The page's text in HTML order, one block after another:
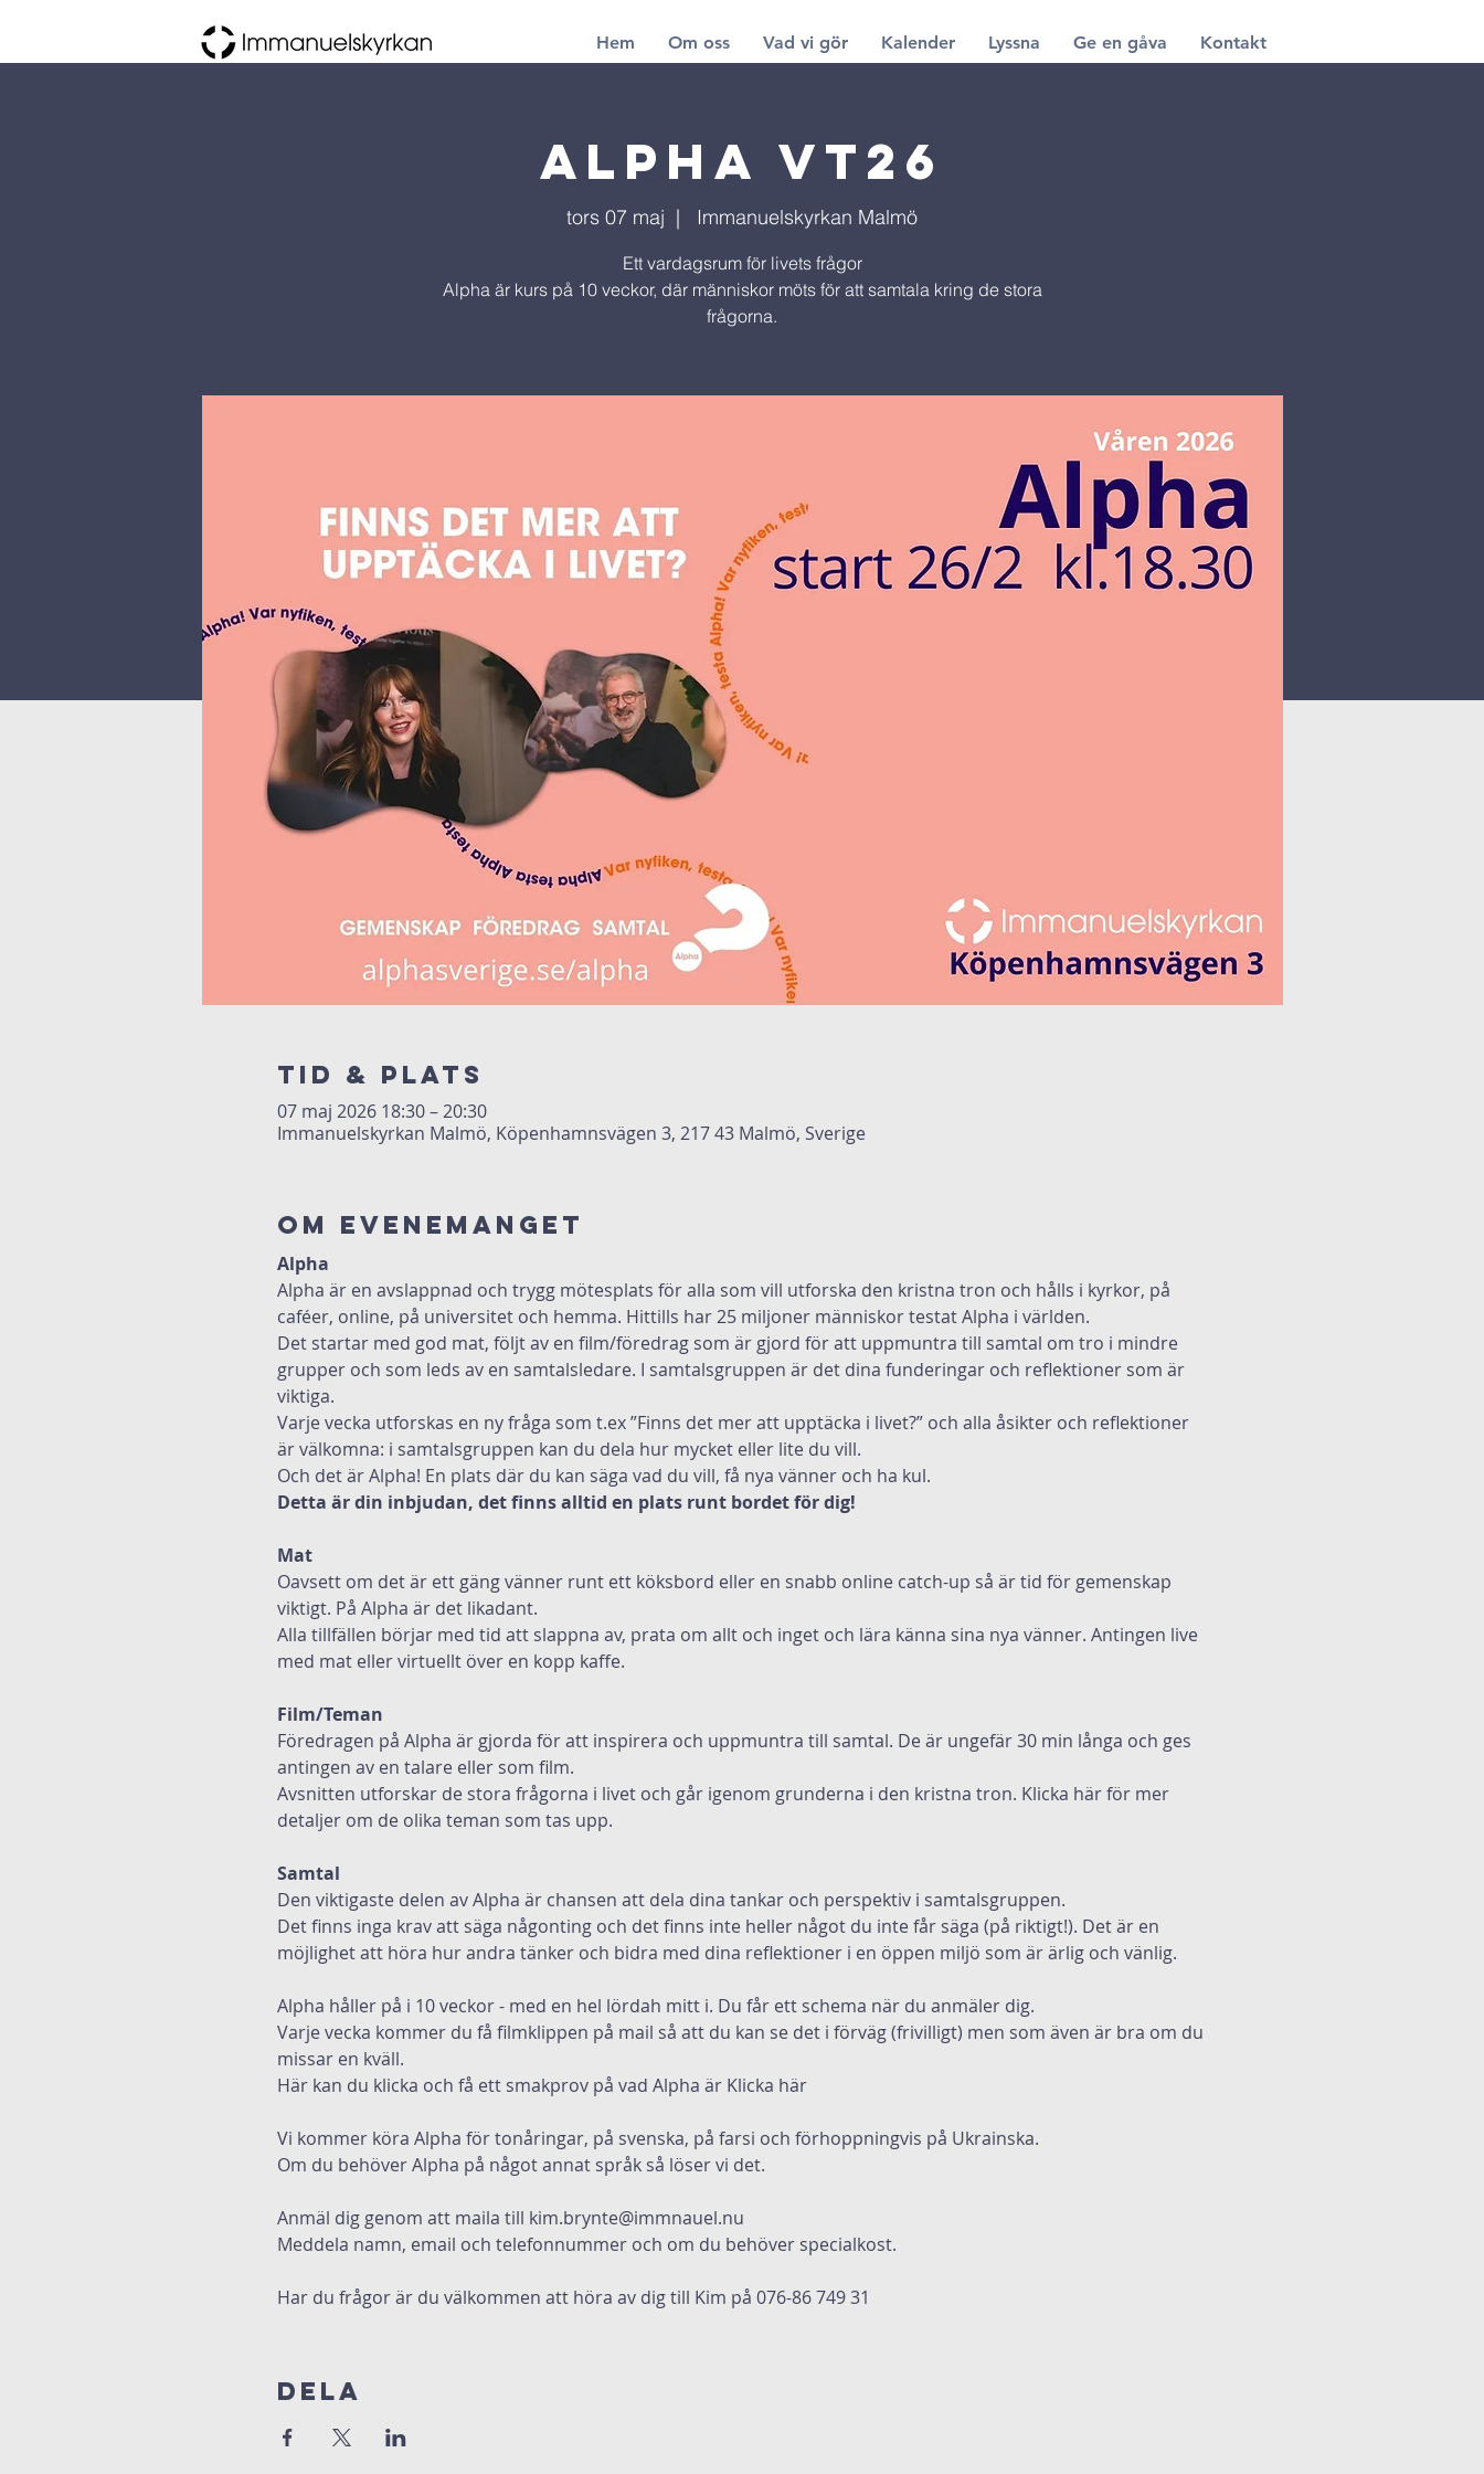
Hem Om oss Vad vi gör Kalender Lyssna Ge en gåva Kontakt
ALPHA vt26
tors 07 maj
  |
Immanuelskyrkan Malmö
Ett vardagsrum för livets frågor
Alpha är kurs på 10 veckor, där människor möts för att samtala kring de stora
Tid & Plats
07 maj 2026 18:30 – 20:30
Immanuelskyrkan Malmö, Köpenhamnsvägen 3, 217 43 Malmö, Sverige
Om evenemanget
Alpha
Alpha är en avslappnad och trygg mötesplats för alla som vill utforska den kristna tron och hålls i kyrkor, på
caféer, online, på universitet och hemma. Hittills har 25 miljoner människor testat Alpha i världen.
Det startar med god mat, följt av en film/föredrag som är gjord för att uppmuntra till samtal om tro i mindre
grupper och som leds av en samtalsledare. I samtalsgruppen är det dina funderingar och reflektioner som är
viktiga.
Varje vecka utforskas en ny fråga som t.ex ”Finns det mer att upptäcka i livet?” och alla åsikter och reflektioner
är välkomna: i samtalsgruppen kan du dela hur mycket eller lite du vill.
Och det är Alpha! En plats där du kan säga vad du vill, få nya vänner och ha kul.
Detta är din inbjudan, det finns alltid en plats runt bordet för dig!
Mat
Oavsett om det är ett gäng vänner runt ett köksbord eller en snabb online catch-up så är tid för gemenskap
viktigt. På Alpha är det likadant.
Alla tillfällen börjar med tid att slappna av, prata om allt och inget och lära känna sina nya vänner. Antingen live
med mat eller virtuellt över en kopp kaffe.
Film/Teman
Föredragen på Alpha är gjorda för att inspirera och uppmuntra till samtal. De är ungefär 30 min långa och ges
antingen av en talare eller som film.
Avsnitten utforskar de stora frågorna i livet och går igenom grunderna i den kristna tron. Klicka här för mer
detaljer om de olika teman som tas upp.
Samtal
Den viktigaste delen av Alpha är chansen att dela dina tankar och perspektiv i samtalsgruppen.
Det finns inga krav att säga någonting och det finns inte heller något du inte får säga (på riktigt!). Det är en
möjlighet att höra hur andra tänker och bidra med dina reflektioner i en öppen miljö som är ärlig och vänlig.
Alpha håller på i 10 veckor - med en hel lördah mitt i. Du får ett schema när du anmäler dig.
Varje vecka kommer du få filmklippen på mail så att du kan se det i förväg (frivilligt) men som även är bra om du
missar en kväll.
Här kan du klicka och få ett smakprov på vad Alpha är Klicka här
Vi kommer köra Alpha för tonåringar, på svenska, på farsi och förhoppningvis på Ukrainska.
Om du behöver Alpha på något annat språk så löser vi det.
Anmäl dig genom att maila till kim.brynte@immnauel.nu
Meddela namn, email och telefonnummer och om du behöver specialkost.
Har du frågor är du välkommen att höra av dig till Kim på 076-86 749 31
Dela